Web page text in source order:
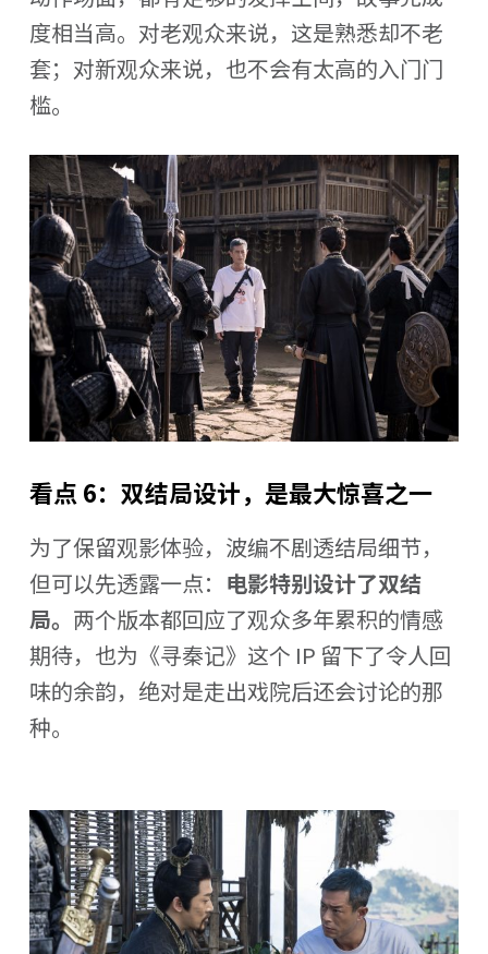
度相当高。对老观众来说，这是熟悉却不老
套；对新观众来说，也不会有太高的入门门
槛。
看点 6：双结局设计，是最大惊喜之一
为了保留观影体验，波编不剧透结局细节，
但可以先透露一点： 电影特别设计了双结
局。 两个版本都回应了观众多年累积的情感
期待，也为《寻秦记》这个 IP 留下了令人回
味的余韵，绝对是走出戏院后还会讨论的那
种。